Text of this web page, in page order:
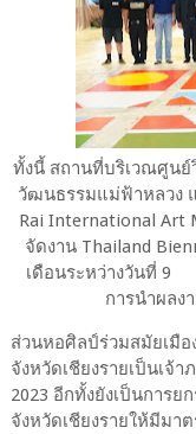
ทั้งนี้ สถานที่บริเวณศูน
วัฒนธรรมแม่ฟ้าหลวง
Rai International Art
จัดงาน Thailand
เดือนระหว่างวันที่ 9
การนำผลง
ส่วนหอศิลป์ร่วมสมัยเมือ
จังหวัดเชียงรายเป็นเจ้
2023 อีกทั้งยังเป็นการ
จังหวัดเชียงรายให้มีมา